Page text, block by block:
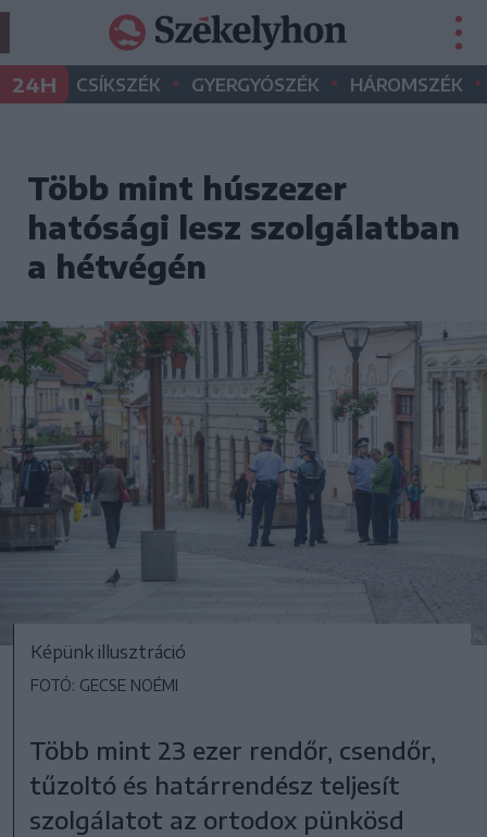
24H CSÍKSZÉK • GYERGYÓSZÉK • HÁROMSZÉK •
Több mint húszezer
hatósági lesz szolgálatban
a hétvégén
Képünk illusztráció
FOTÓ: GECSE NOÉMI
Több mint 23 ezer rendőr, csendőr,
tűzoltó és határrendész teljesít
szolgálatot az ortodox pünkösd